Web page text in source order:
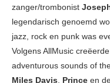
zanger/trombonist
legendarisch genoemd
jazz, rock en punk was
Volgens AllMusic
adventurous sounds of
Miles Davis, Prince en